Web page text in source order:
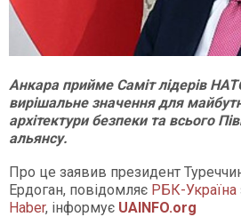
Анкара прийме Саміт лідерів
вирішальне значення для
архітектури безпеки та всього
альянсу.
Про це заявив президент
Ердоган, повідомляє РБК-Україна
Haber, інформує UAINFO.org